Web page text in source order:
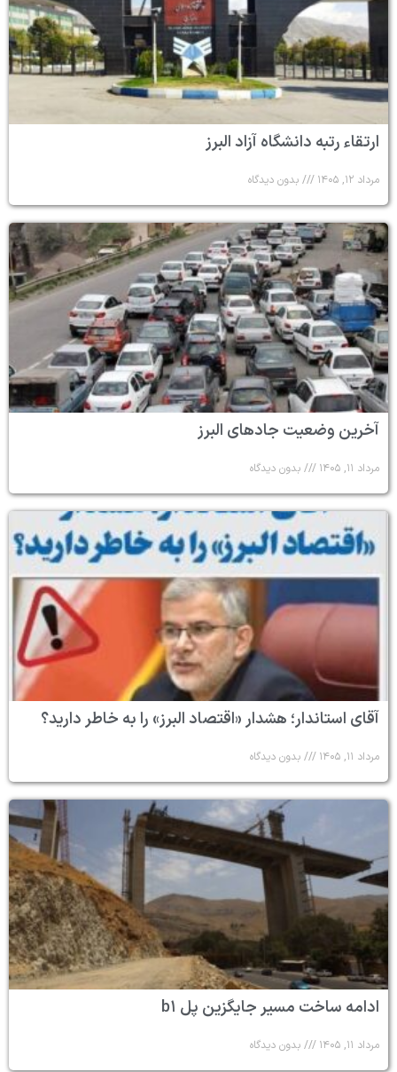
ارتقاء رتبه دانشگاه آزاد البرز
مرداد ۱۲, ۱۴۰۵ بدون دیدگاه
آخرین وضعیت جادهای البرز
مرداد ۱۱, ۱۴۰۵ بدون دیدگاه
آقای استاندار؛ هشدار «اقتصاد البرز» را به خاطر دارید؟
مرداد ۱۱, ۱۴۰۵ بدون دیدگاه
ادامه ساخت مسیر جایگزین پل b۱
مرداد ۱۱, ۱۴۰۵ بدون دیدگاه